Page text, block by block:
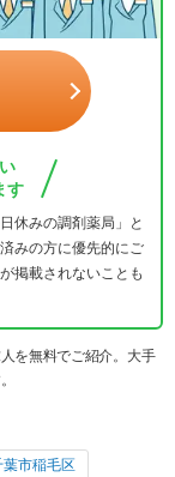
す
休みの調剤薬局」と
みの方に優先的にご
掲載されないことも
を無料でご紹介。大手
葉市稲毛区